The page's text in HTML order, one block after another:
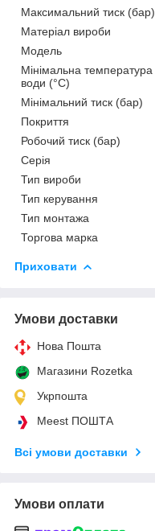
Максимальний тиск (бар)
Матеріал вироби
Мoдель
Мінімальна температура
води (°C)
Мінімальний тиск (бар)
Покриття
Робочий тиск (бар)
Серія
Тип вироби
Тип керування
Тип монтажа
Торгова марка
Приховати
Умови доставки
Нова Пошта
Магазини Rozetka
Укрпошта
Meest ПОШТА
Всі умови доставки
Умови оплати